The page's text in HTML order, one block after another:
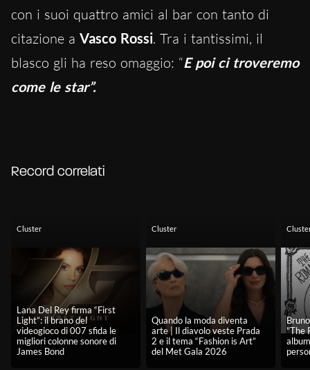
con i suoi quattro amici al bar con tanto di
citazione a Vasco Rossi. Tra i tantissimi, il
blasco gli ha reso omaggio: “E poi ci troveremo
come le star”.
Record correlati
Cluster
Lana Del Rey firma “First
Light”: il brano del
videogioco di 007 sfida le
migliori colonne sonore di
James Bond
Cluster
Quando la moda diventa
arte | Il diavolo veste Prada
2 e il tema “Fashion is Art”
del Met Gala 2026
"The